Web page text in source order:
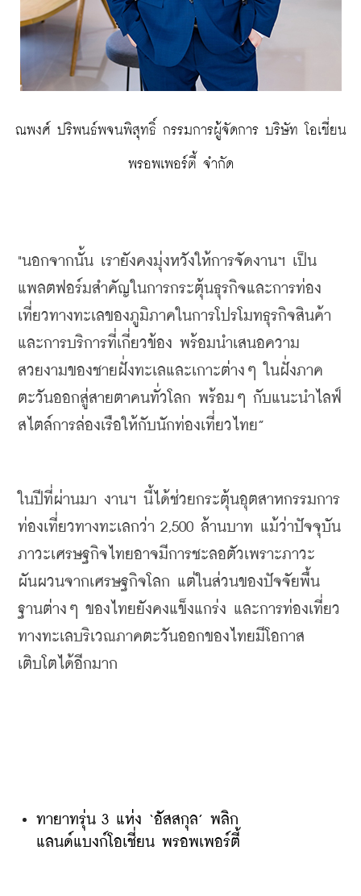
พรอพเพอร์ตี้ จำกัด
"นอกจากนั้น เรายังคงมุ่งหวังให้การจัดงานฯ เป็น
แพลตฟอร์มสำคัญในการกระตุ้นธุรกิจและการท่อง
เที่ยวทางทะเลของภูมิภาคในการโปรโมทธุรกิจสินค้า
และการบริการที่เกี่ยวข้อง พร้อมนำเสนอความ
สวยงามของชายฝั่งทะเลและเกาะต่างๆ
ในฝั่งภาค
ตะวันออกสู่สายตาคนทั่วโลก พร้อมๆ กับแนะนำไลฟ์
สไตล์การล่องเรือให้กับนักท่องเที่ยวไทย”
ในปีที่ผ่านมา งานฯ นี้ได้ช่วยกระตุ้นอุตสาหกรรมการ
ท่องเที่ยวทางทะเลกว่า 2,500 ล้านบาท แม้ว่าปัจจุบัน
ภาวะเศรษฐกิจไทยอาจมีการชะลอตัวเพราะภาวะ
ผันผวนจากเศรษฐกิจโลก แต่ในส่วนของปัจจัยพื้น
ฐานต่างๆ ของไทยยังคงแข็งแกร่ง และการท่องเที่ยว
ทางทะเลบริเวณภาคตะวันออกของไทยมีโอกาส
เติบโตได้อีกมาก
ทายาทรุ่น 3 แห่ง ‘อัสสกุล’ พลิก
แลนด์แบงก์โอเชี่ยน พรอพเพอร์ตี้